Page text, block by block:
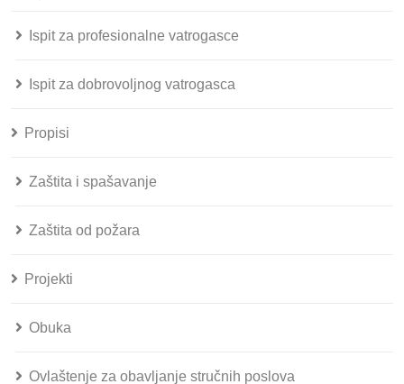
Ispit za profesionalne vatrogasce
Ispit za dobrovoljnog vatrogasca
Propisi
Zaštita i spašavanje
Zaštita od požara
Projekti
Obuka
Ovlaštenje za obavljanje stručnih poslova